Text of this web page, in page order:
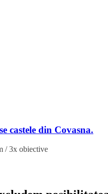
castele din Covasna.
/ 3x obiective